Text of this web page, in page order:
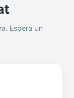
Espera un